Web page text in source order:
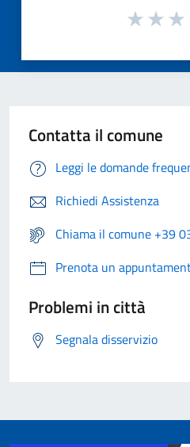
Contatta il comune
Leggi le domande
Richiedi Assistenza
Chiama il comune +39
Prenota un
Problemi in città
Segnala disservizio